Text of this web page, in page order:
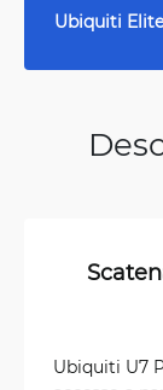
Ubiquiti
Ubiquiti U7